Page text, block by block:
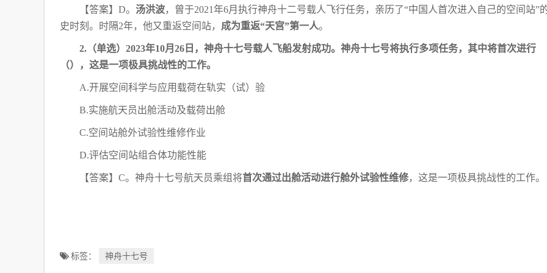
【答案】 D。 汤洪波，曾于2021年6月执行神舟十二号载人飞行任务，亲历了“中国人首次进入自己的空间站”
史时刻。时隔2年，他又重返空间站， 成为重返“天宫”第一人。
2.（单选）2023年10月26日，神舟十七号载人飞船发射成功。神舟十七号将执行多项任务，其中将首次进行
（），这是一项极具挑战性的工作。
A.开展空间科学与应用载荷在轨实（试）验
B.实施航天员出舱活动及载荷出舱
C.空间站舱外试验性维修作业
D.评估空间站组合体功能性能
【答案】 C。神舟十七号航天员乘组将首次通过出舱活动进行舱外试验性维修，这是一项极具挑战性的工作。
标签： 神舟十七号